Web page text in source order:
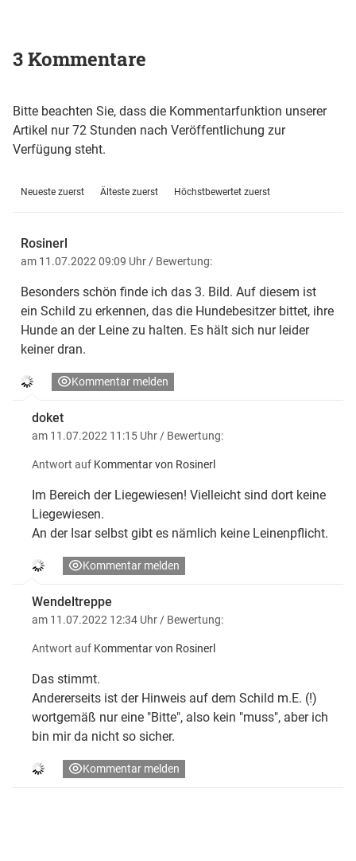
3 Kommentare
Bitte beachten Sie, dass die Kommentarfunktion unserer
Artikel nur 72 Stunden nach Veröffentlichung zur
Verfügung steht.
Neueste zuerst Älteste zuerst Höchstbewertet zuerst
Rosinerl
am 11.07.2022 09:09 Uhr / Bewertung:
Besonders schön finde ich das 3. Bild. Auf diesem ist
ein Schild zu erkennen, das die Hundebesitzer bittet, ihre
Hunde an der Leine zu halten. Es hält sich nur leider
keiner dran.
Kommentar melden
doket
am 11.07.2022 11:15 Uhr / Bewertung:
Antwort auf Kommentar von Rosinerl
Im Bereich der Liegewiesen! Vielleicht sind dort keine
Liegewiesen.
An der Isar selbst gibt es nämlich keine Leinenpflicht.
Kommentar melden
Wendeltreppe
am 11.07.2022 12:34 Uhr / Bewertung:
Antwort auf Kommentar von Rosinerl
Das stimmt.
Andererseits ist der Hinweis auf dem Schild m.E. (!)
wortgemäß nur eine "Bitte", also kein "muss", aber ich
bin mir da nicht so sicher.
Kommentar melden